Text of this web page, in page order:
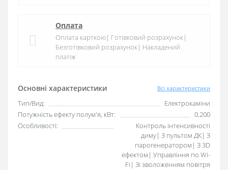
Основні характеристики Всі характеристики
Тип/Вид:
Електрокаміни
Потужність ефекту полум'я, кВт:
0.200
Особливості:
Контроль інтенсивності
диму| З пультом ДК| З
парогенератором| З 3D
ефектом| Управління по Wi-
Fi| Зі зволоженням повітря
Оплата
Оплата карткою| Готівковий розрахунок|
Безготівковий розрахунок| Накладений
платіж